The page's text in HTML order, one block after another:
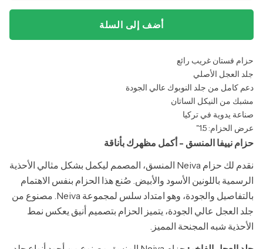
أضف إلى السلة
حزام فستان غريب رائع
جلد العجل الأصلي
دعم كامل من جلد النوبوك عالي الجودة
مشبك من النيكل الساتان
صناعة يدوية في تركيا
عرض الحزام: 1.5"
حزام نييفا المنسق - أكمل مظهرك بأناقة
نقدم لك حزام Neiva المنسق، المصمم ليكمل بشكل مثالي الأحذية
الرسمية باللونين الأسود والأبيض. صُنع هذا الحزام بنفس الاهتمام
بالتفاصيل والجودة، وهو امتداد سلس لمجموعة Neiva. مصنوع من
جلد العجل عالي الجودة، يتميز الحزام بتصميم أنيق يعكس نمط
الأحذية شبه المجنحة المميز.